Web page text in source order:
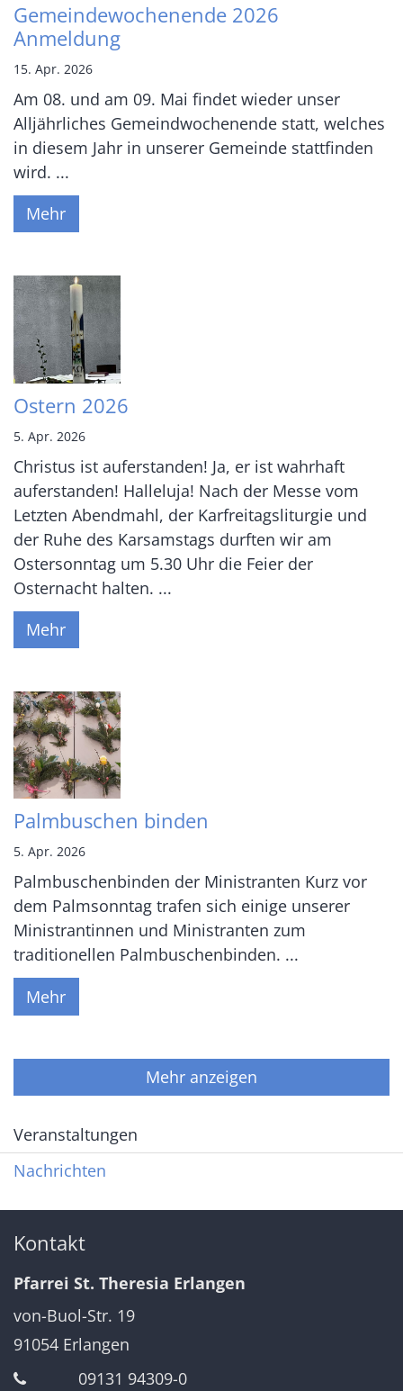
Gemeindewochenende 2026
Anmeldung
15. Apr. 2026
Am 08. und am 09. Mai findet wieder unser
Alljährliches Gemeindwochenende statt, welches
in diesem Jahr in unserer Gemeinde stattfinden
wird. ...
Mehr
Ostern 2026
5. Apr. 2026
Christus ist auferstanden! Ja, er ist wahrhaft
auferstanden! Halleluja! Nach der Messe vom
Letzten Abendmahl, der Karfreitagsliturgie und
der Ruhe des Karsamstags durften wir am
Ostersonntag um 5.30 Uhr die Feier der
Osternacht halten. ...
Mehr
Palmbuschen binden
5. Apr. 2026
Palmbuschenbinden der Ministranten Kurz vor
dem Palmsonntag trafen sich einige unserer
Ministrantinnen und Ministranten zum
traditionellen Palmbuschenbinden. ...
Mehr
Mehr anzeigen
Veranstaltungen
Nachrichten
Kontakt
Pfarrei St. Theresia Erlangen
von-Buol-Str. 19
91054 Erlangen
09131 94309-0